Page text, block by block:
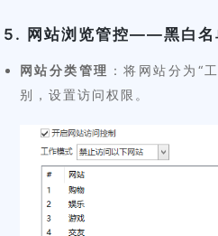
5. 网站浏览管控——黑白名
网站分类管理 ：将网站分为“
别，设置访问权限。